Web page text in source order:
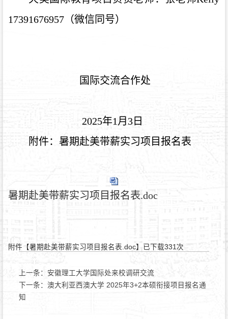
17391676957（微信同号）
国际交流合作处
2025年1月3日
附件：暑期赴美带薪实习项目报名表
暑期赴美带薪实习项目报名表.doc
附件【暑期赴美带薪实习项目报名表.doc】已下载331 次
上一条： 安徽理工大学国际处来校调研交流
下一条： 澳大利亚西澳大学 2025年3+2本硕衔接项目报名通
知